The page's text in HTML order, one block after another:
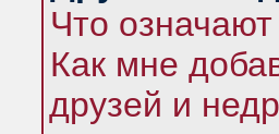
Что
Как мне
друзей и